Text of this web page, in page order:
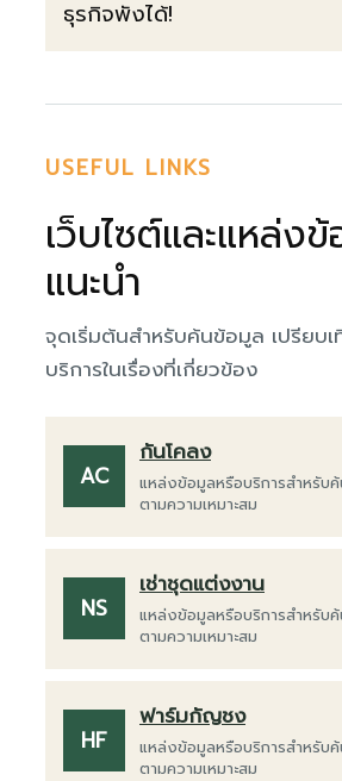
ธุรกิจพังได้!
USEFUL LINKS
เว็บไซต์และแหล่ง
แนะนำ
จุดเริ่มต้นสำหรับค้นข้อมูล เปรียบ
บริการในเรื่องที่เกี่ยวข้อง
AC
กันโคลง
แหล่งข้อมูลหรือบริการสำหรับ
ตามความเหมาะสม
NS
เช่าชุดแต่งงาน
แหล่งข้อมูลหรือบริการสำหรับ
ตามความเหมาะสม
HF
ฟาร์มกัญชง
แหล่งข้อมูลหรือบริการสำหรับ
ตามความเหมาะสม